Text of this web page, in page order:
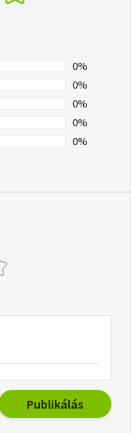
0%
0%
0%
0%
0%
Publikálás